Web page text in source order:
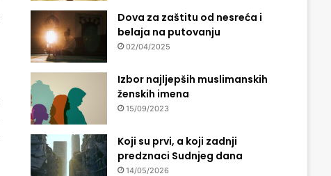
Dova za zaštitu od nesreća i
belaja na putovanju
02/04/2025
Izbor najljepših muslimanskih
ženskih imena
15/09/2023
Koji su prvi, a koji zadnji
predznaci Sudnjeg dana
14/05/2026